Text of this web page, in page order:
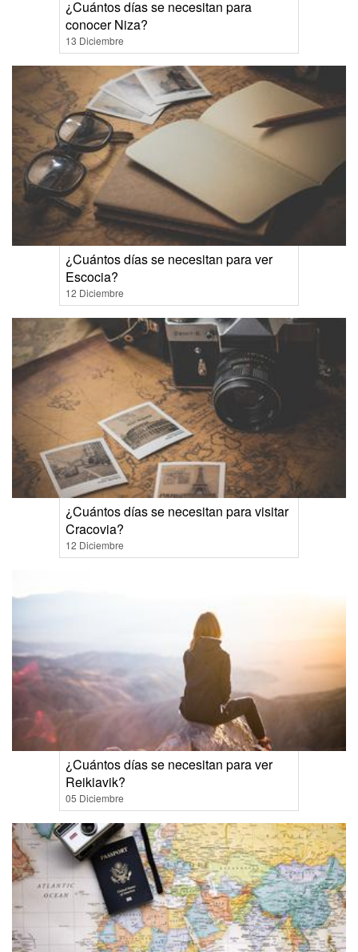
¿Cuántos días se necesitan para
conocer Niza?
13 Diciembre
¿Cuántos días se necesitan para ver
Escocia?
12 Diciembre
¿Cuántos días se necesitan para visitar
Cracovia?
12 Diciembre
¿Cuántos días se necesitan para ver
Reikiavik?
05 Diciembre